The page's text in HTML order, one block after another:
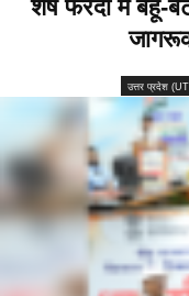
शेष फरेंदा में बहू-
उत्तर प्रदेश